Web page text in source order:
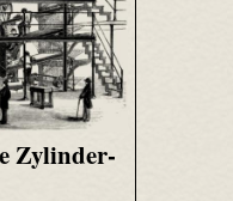
Zylinder-